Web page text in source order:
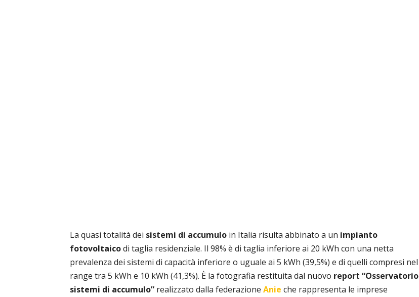
La quasi totalità dei sistemi di accumulo in Italia risulta abbinato a un impianto
fotovoltaicodi taglia residenziale. Il 98% è di taglia inferiore ai 20 kWh con una netta
prevalenza dei sistemi di capacità inferiore o uguale ai 5 kWh (39,5%) e di quelli compresi nel
range tra 5 kWh e 10 kWh (41,3%). È la fotografia restituita dal nuovo report “Osservatorio
sistemi di accumulo” realizzato dalla federazione Anie che rappresenta le imprese